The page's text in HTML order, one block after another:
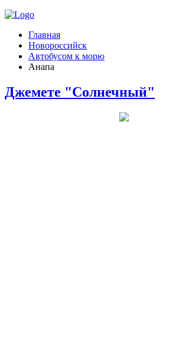
Главная
Новороссийск
Автобусом к морю
Анапа
Джемете "Солнечный"